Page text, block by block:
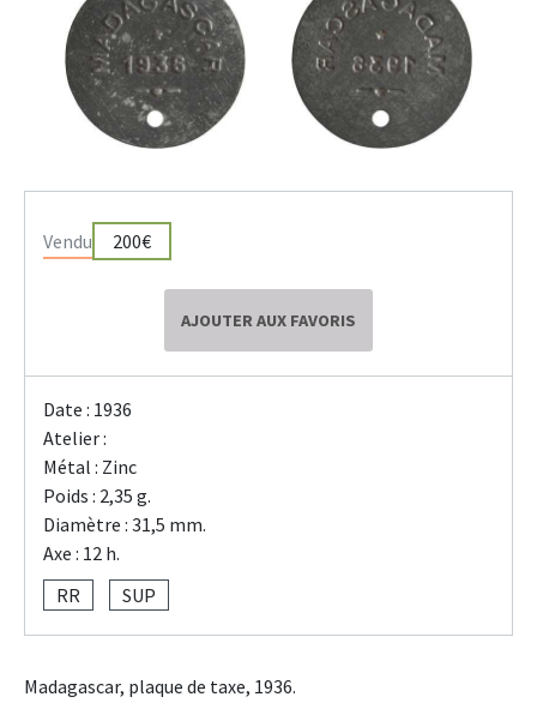
Vendu 200€
AJOUTER AUX FAVORIS
Date : 1936
Atelier :
Métal : Zinc
Poids : 2,35 g.
Diamètre : 31,5 mm.
Axe : 12 h.
RR
SUP
Madagascar, plaque de taxe, 1936.